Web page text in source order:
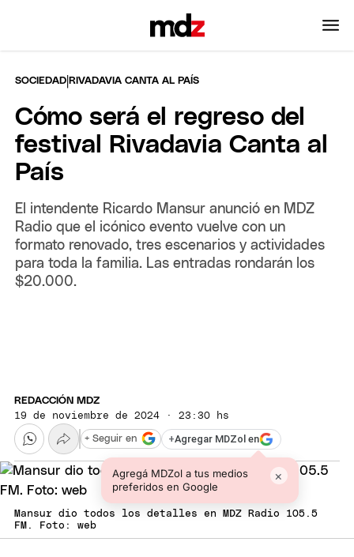
SOCIEDAD |RIVADAVIA CANTA AL PAÍS
Cómo será el regreso del
festival Rivadavia Canta al
País
El intendente Ricardo Mansur anunció en MDZ
Radio que el icónico evento vuelve con un
formato renovado, tres escenarios y actividades
para toda la familia. Las entradas rondarán los
$20.000.
REDACCIÓN MDZ
19 de noviembre de 2024 · 23:30 hs
+Agregar MDZol en
Agregá MDZol a tus medios
preferidos en Google
×
+ Seguir en
Mansur dio todos los detalles en MDZ Radio 105.5
FM. Foto: web